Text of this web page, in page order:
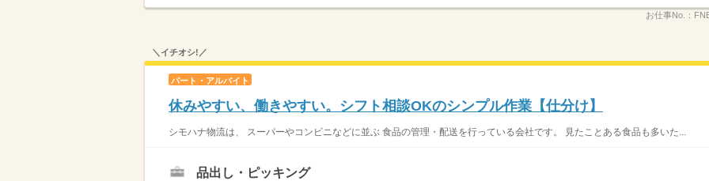
お仕事No.：
＼イチオシ!／
パート・アルバイト
休みやすい、働きやすい。シフト相談OKのシンプル作業【仕分け】
シモハナ物流は、 スーパーやコンビニなどに並ぶ 食品の管理・配送を行っている会社です。 見たことある食品も多いた...
品出し・ピッキング